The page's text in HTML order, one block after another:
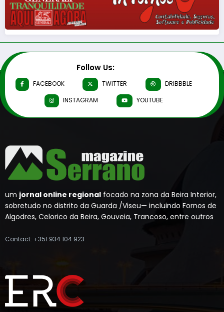
Follow Us:
FACEBOOK TWITTER
DRIBBBLE
INSTAGRAM
YOUTUBE
um jornal online regional focado na zona da Beira Interior,
sobretudo no distrito da Guarda /Viseu— incluindo Fornos de
Algodres, Celorico da Beira, Gouveia, Trancoso, entre outros
Contact: +351 934 104 923